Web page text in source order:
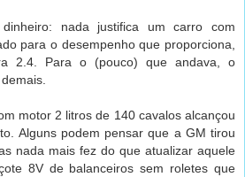
nada justifica um carro com
para o desempenho que proporciona,
2.4. Para o (pouco) que andava, o
motor 2 litros de 140 cavalos alcançou
Alguns podem pensar que a GM tirou
nada mais fez do que atualizar aquele
8V de balanceiros sem roletes que